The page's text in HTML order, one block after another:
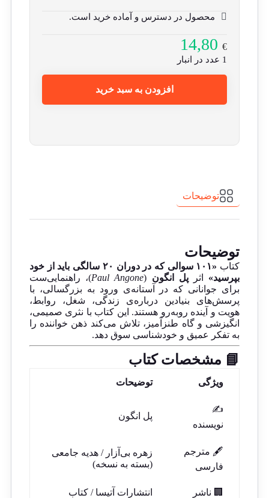
محصول در دسترس و آماده خرید است.
14,80€
1 عدد در انبار
افزودن به سبد خرید
توضیحات
توضیحات
کتاب
«۱۰۱ سوالی که در دوران ۲۰ سالگی باید از خود
بپرسید» اثرپل انگون (
Paul Angone)، راهنمایی‌ست
برای جوانانی که در آستانه‌ی ورود به بزرگسالی، با
پرسش‌های بنیادین درباره‌ی زندگی، شغل، روابط،
هویت و آینده روبه‌رو هستند. این کتاب با نثری صمیمی،
انگیزشی و گاه طنزآمیز، تلاش می‌کند ذهن خواننده را
به تفکر عمیق و خودشناسی سوق دهد.
📘 مشخصات کتاب
ویژگی توضیحات
✍️
نویسنده
پل انگون
🖋️ مترجم
فارسی
زهره بی‌آزار / هدیه جامعی
(بسته به نسخه)
🏢 ناشر
انتشارات آتیسا / کتاب